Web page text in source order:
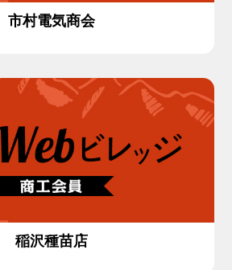
市村電気商会
稲沢種苗店